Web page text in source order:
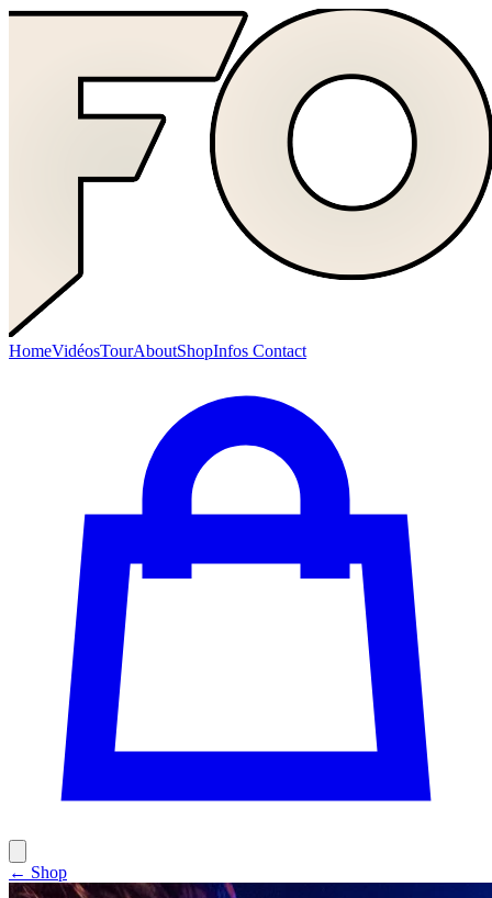
HomeVidéosTourAboutShopInfos Contact
← Shop